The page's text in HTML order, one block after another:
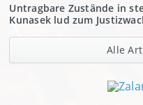
Untragbare Zustände in
Kunasek lud zum
Alle